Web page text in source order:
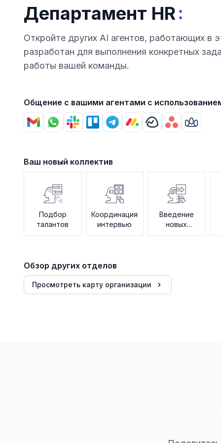
Департамент HR:
Откройте других AI агентов, работающих в
разработан для выполнения конкретных
работы вашей команды.
Общение с вашими агентами с
Ваш новый коллектив
Подбор
талантов
Координация
интервью
Введение
новых
сотрудников
Обзор других отделов
Просмотреть карту организации